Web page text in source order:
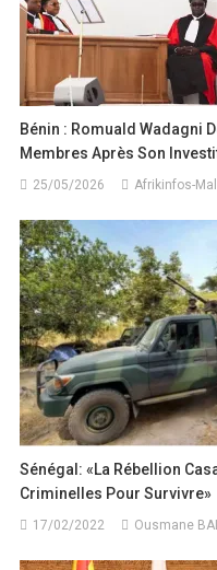
Bénin : Romuald Wadagni
Membres Après Son
25/05/2026 Afrikinfos-
Sénégal: «La Rébellion
Criminelles Pour Survivre»
17/02/2022 Ousmane